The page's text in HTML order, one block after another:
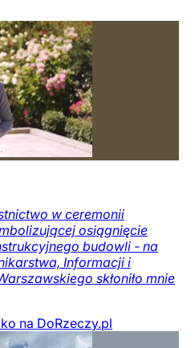
w ceremonii
osiągnięcie
budowli - na
Informacji i
skłoniło mnie
na DoRzeczy.pl